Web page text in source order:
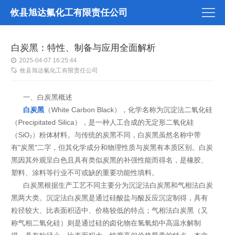
攸县旭达氟化工有限责任公司
白炭黑：特性、制备与应用全面解析
2025-04-07 16:25:44
攸县旭达氟化工有限责任公司
一、白炭黑概述
白炭黑 （White Carbon Black），化学名称为沉淀法二氧化硅
（Precipitated Silica），是一种人工合成的无定形二氧化硅
（SiO₂）粉体材料。与传统的炭黑不同，白炭黑虽然名称中带
有"炭黑"二字，但其化学成分和物理性质与炭黑有本质区别。白炭
黑因其外观呈白色且具有类似炭黑的补强性能而得名，是橡胶、
塑料、涂料等行业不可或缺的重要功能性填料。
白炭黑根据生产工艺不同主要分为沉淀法白炭黑和气相法白炭
黑两大类。沉淀法白炭黑是通过硅酸盐与酸反应沉淀制得，具有
粒径较大、比表面积适中、价格较低的特点；气相法白炭黑（又
称气相二氧化硅）则是通过硅的卤化物在氢氧焰中高温水解制